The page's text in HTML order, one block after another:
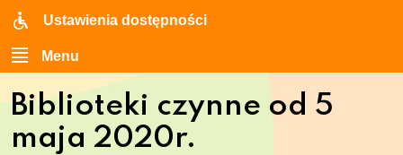
Ustawienia dostępności
Menu
Biblioteki czynne od 5
maja 2020r.